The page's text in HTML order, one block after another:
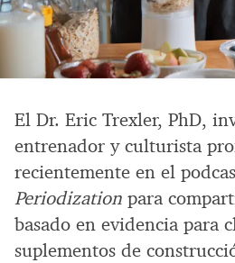
El Dr. Eric Trexler, PhD,
entrenador y culturista
recientemente en el
Periodization para
basado en evidencia para
suplementos de